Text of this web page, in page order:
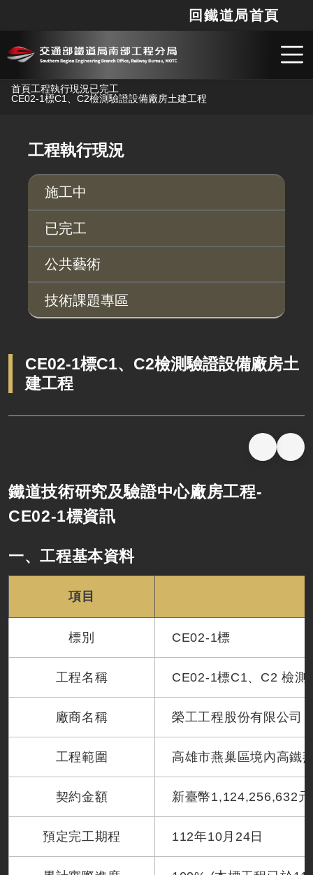
跳到主要內容
回鐵道局首頁
首頁工程執行現況已完工
CE02-1標C1、C2檢測驗證設備廠房土建工程
工程執行現況
施工中
已完工
公共藝術
技術課題專區
CE02-1標C1、C2檢測驗證設備廠房土
建工程
鐵道技術研究及驗證中心廠房工程-
CE02-1標資訊
一、工程基本資料
項目
標別 CE02-1標
工程名稱 CE02-1標C1、C2 檢測
廠商名稱 榮工工程股份有限公司
工程範圍 高雄市燕巢區境內高鐵
契約金額 新臺幣1,124,256,632
預定完工期程 112年10月24日